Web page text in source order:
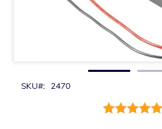
SKU 2470
Rating: